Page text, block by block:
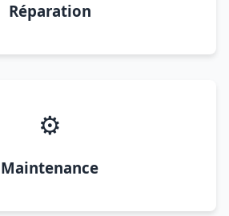
Réparation
⚙️
Maintenance